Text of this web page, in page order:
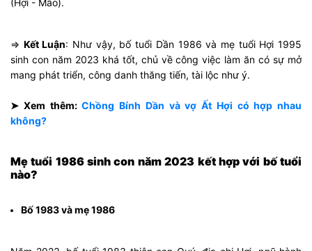
(Hợi - Mão).
⇒ Kết Luận: Như vậy, bố tuổi Dần 1986 và mẹ tuổi Hợi 1995
sinh con năm 2023 khá tốt, chủ về công việc làm ăn có sự mở
mang phát triển, công danh thăng tiến, tài lộc như ý.
➤ Xem thêm:Chồng Bính Dần và vợ Ất Hợi có hợp nhau
không?
Mẹ tuổi 1986 sinh con năm 2023 kết hợp với bố tuổi
nào?
Bố 1983 và mẹ 1986